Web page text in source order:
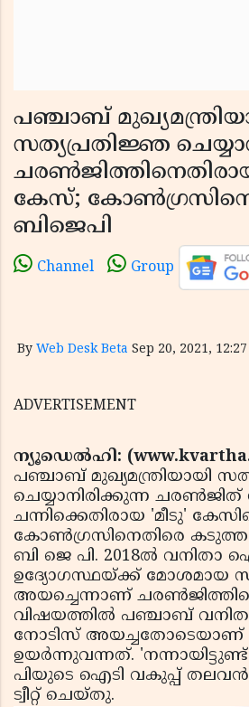
പഞ്ചാബ്
സത്യപ്രതിജ്ഞ
കേസ്; കോണ്‍ഗ്രസിനെ
ബിജെപി
Channel Group
By Web Desk Beta Sep 20, 2021,
ADVERTISEMENT
ന്യൂഡെല്‍ഹി:
പഞ്ചാബ് മുഖ്യമന്ത്രിയായി
ചെയ്യാനിരിക്കുന്ന
ചന്നിക്കെതിരായ 'മീടു'
കോണ്‍ഗ്രസിനെതിരെ കടുത്ത
ബി ജെ പി. 2018ല്‍
ഉദ്യോഗസ്ഥയ്ക്ക് മോശമായ
അയച്ചെന്നാണ്
വിഷയത്തില്‍ പഞ്ചാബ്
നോടിസ് അയച്ചതോടെയാണ്
ഉയര്‍ന്നുവന്നത്.
പിയുടെ ഐടി വകുപ്പ് തലവന്‍
ട്വീറ്റ് ചെയ്തു.